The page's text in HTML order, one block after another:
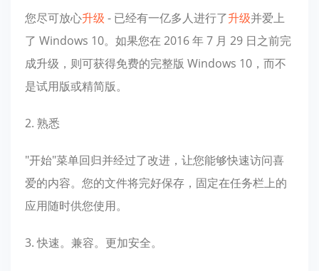
您尽可放心升级 - 已经有一亿多人进行了升级并爱上
了 Windows 10。如果您在 2016 年 7 月 29 日之前完
成升级，则可获得免费的完整版 Windows 10，而不
是试用版或精简版。
2. 熟悉
"开始"菜单回归并经过了改进，让您能够快速访问喜
爱的内容。您的文件将完好保存，固定在任务栏上的
应用随时供您使用。
3. 快速。兼容。更加安全。